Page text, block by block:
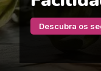
Descubra os